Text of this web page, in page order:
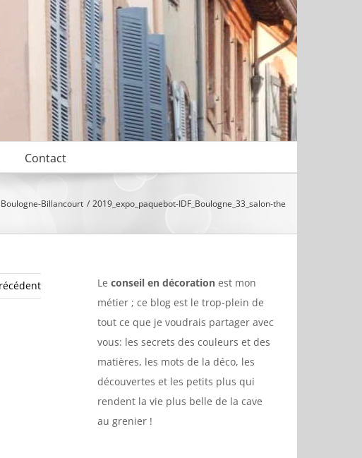
Contact
Boulogne-Billancourt 2019_expo_paquebot-IDF_Boulogne_33_salon-the
Le conseil en décoration est mon
métier ; ce blog est le trop-plein de
tout ce que je voudrais partager avec
vous: les secrets des couleurs et des
matières, les mots de la déco, les
découvertes et les petits plus qui
rendent la vie plus belle de la cave
au grenier !